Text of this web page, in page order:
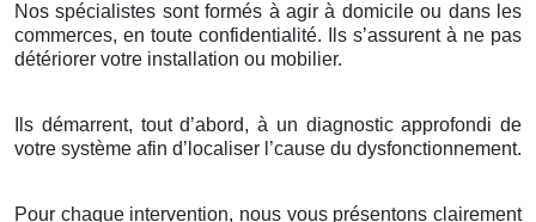
Nos spécialistes sont formés à agir à domicile ou dans les
commerces, en toute confidentialité. Ils s’assurent à ne pas
détériorer votre installation ou mobilier.
Ils démarrent, tout d’abord, à un diagnostic approfondi de
votre système afin d’localiser l’cause du dysfonctionnement.
Pour chaque intervention, nous vous présentons clairement